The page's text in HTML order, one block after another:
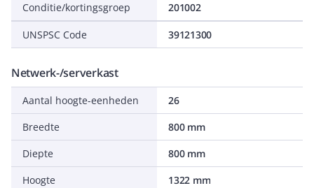
Conditie/kortingsgroep 201002
UNSPSC Code 39121300
Netwerk-/serverkast
Aantal hoogte-eenheden
26
Breedte
800 mm
Diepte
800 mm
Hoogte
1322 mm